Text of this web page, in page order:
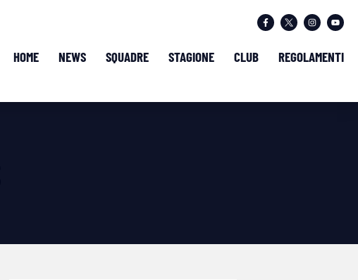
HOME NEWS SQUADRE STAGIONE CLUB REGOLAMENTI